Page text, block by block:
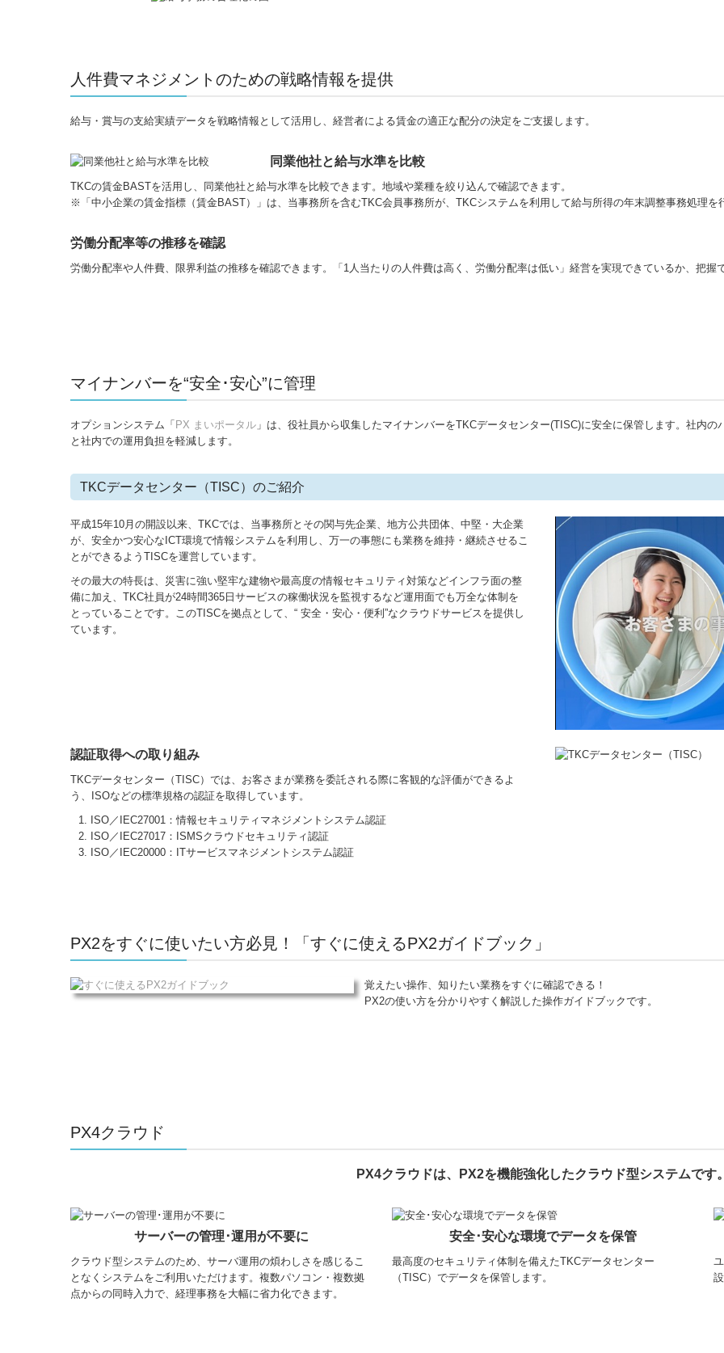
人件費マネジメントのための戦略情報を提供
給与・賞与の支給実績データを戦略情報として活用し、経営者による賃金の適正な配分の決定をご支援します。
同業他社と給与水準を比較
TKCの賃金BASTを活用し、同業他社と給与水準を比較できます。地域や業種を絞り込んで確認できます。
※「中小企業の賃金指標（賃金BAST）」は、当事務所を含むTKC会員事務所が、TKCシステムを利用して給与所得の年末調整事務処理を
労働分配率等の推移を確認
労働分配率や人件費、限界利益の推移を確認できます。「1人当たりの人件費は高く、労働分配率は低い」経営を実現できているか、把握
マイナンバーを“安全･安心”に管理
オプションシステム「 PX まいポータル 」は、役社員から収集したマイナンバーをTKCデータセンター(TISC)に安全に保管します。社内
と社内での運用負担を軽減します。
TKCデータセンター（TISC）のご紹介
平成15年10月の開設以来、TKCでは、当事務所とその関与先企業、地方公共団体、中堅・大企業
が、安全かつ安心なICT環境で情報システムを利用し、万一の事態にも業務を維持・継続させるこ
とができるようTISCを運営しています。
その最大の特長は、災害に強い堅牢な建物や最高度の情報セキュリティ対策などインフラ面の整
備に加え、TKC社員が24時間365日サービスの稼働状況を監視するなど運用面でも万全な体制を
とっていることです。このTISCを拠点として、“ 安全・安心・便利”なクラウドサービスを提供し
ています。
認証取得への取り組み
TKCデータセンター（TISC）では、お客さまが業務を委託される際に客観的な評価ができるよ
う、ISOなどの標準規格の認証を取得しています。
ISO／IEC27001：情報セキュリティマネジメントシステム認証
ISO／IEC27017：ISMSクラウドセキュリティ認証
ISO／IEC20000：ITサービスマネジメントシステム認証
PX2をすぐに使いたい方必見！「すぐに使えるPX2ガイドブック」
覚えたい操作、知りたい業務をすぐに確認できる！
PX2の使い方を分かりやすく解説した操作ガイドブックです。
PX4クラウド
PX4クラウドは、PX2を機能強化したクラウド型システムです
サーバーの管理･運用が不要に
クラウド型システムのため、サーバ運用の煩わしさを感じるこ
となくシステムをご利用いただけます。複数パソコン・複数拠
点からの同時入力で、経理事務を大幅に省力化できます。
安全･安心な環境でデータを保管
最高度のセキュリティ体制を備えたTKCデータセンター
（TISC）でデータを保管します。